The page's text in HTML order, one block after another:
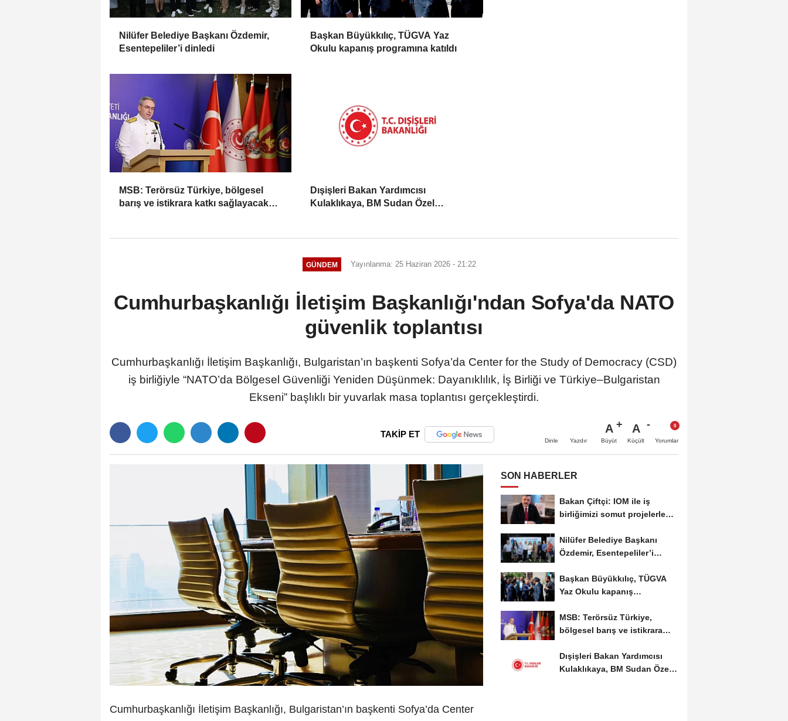
Nilüfer Belediye Başkanı Özdemir,
Esentepeliler’i dinledi
Başkan Büyükkılıç, TÜGVA Yaz
Okulu kapanış programına katıldı
MSB: Terörsüz Türkiye, bölgesel
barış ve istikrara katkı sağlayacak
Dışişleri Bakan Yardımcısı
Kulaklıkaya, BM Sudan Özel
GÜNDEM Yayınlanma: 25 Haziran 2026 - 21:22
Cumhurbaşkanlığı İletişim Başkanlığı'ndan Sofya'da NATO
güvenlik toplantısı
Cumhurbaşkanlığı İletişim Başkanlığı, Bulgaristan’ın başkenti Sofya’da Center for the Study of Democracy (CSD)
iş birliğiyle “NATO’da Bölgesel Güvenliği Yeniden Düşünmek: Dayanıklılık, İş Birliği ve Türkiye–Bulgaristan
Ekseni” başlıklı bir yuvarlak masa toplantısı gerçekleştirdi.
TAKİP ET
Dinle Yazdır
A
Büyüt
A
Küçült Yorumlar
Cumhurbaşkanlığı İletişim Başkanlığı, Bulgaristan’ın başkenti Sofya’da Center
SON HABERLER
Bakan Çiftçi: IOM ile iş
birliğimizi somut projelerle
Nilüfer Belediye Başkanı
Özdemir, Esentepeliler’i
Başkan Büyükkılıç, TÜGVA
Yaz Okulu kapanış
MSB: Terörsüz Türkiye,
bölgesel barış ve istikrara
Dışişleri Bakan Yardımcısı
Kulaklıkaya, BM Sudan Özel